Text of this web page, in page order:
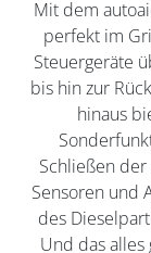
Mit dem
perfekt im
Steuergeräte
bis hin zur
hinaus
Schließen
Sensoren und
des
Und das